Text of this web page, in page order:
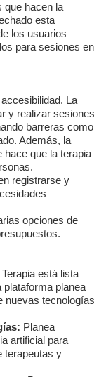
que hacen la
esta
los usuarios
para sesiones en
La
y realizar sesiones
barreras como
Además, la
que la terapia
registrarse y
opciones de
está lista
planea
nuevas tecnologías
Planea
artificial para
terapeutas y